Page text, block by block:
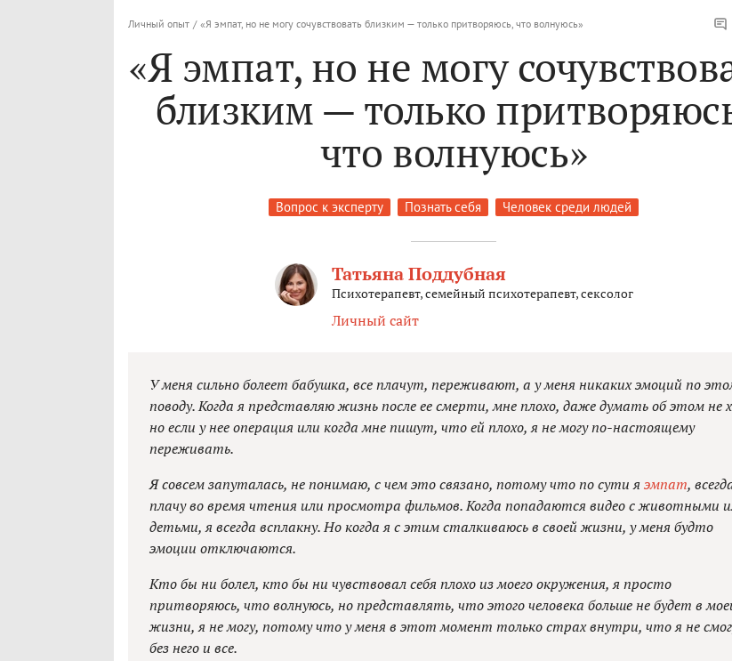
Личный опыт / «Я эмпат, но не могу сочувствовать близким — только притворяюсь, что волнуюсь»
«Я эмпат, но не могу
близким — только
что волнуюсь»
Вопрос к эксперту Познать себя Человек среди людей
Татьяна Поддубная
Психотерапевт, семейный психотерапевт, сексолог
Личный сайт
У меня сильно болеет бабушка, все плачут, переживают, а у меня никаких эмоций по
поводу. Когда я представляю жизнь после ее смерти, мне плохо, даже думать об этом не
но если у нее операция или когда мне пишут, что ей плохо, я не могу по-настоящему
переживать.
Я совсем запуталась, не понимаю, с чем это связано, потому что по сути я эмпат,
плачу во время чтения или просмотра фильмов. Когда попадаются видео с животными
детьми, я всегда всплакну. Но когда я с этим сталкиваюсь в своей жизни, у меня будто
эмоции отключаются.
Кто бы ни болел, кто бы ни чувствовал себя плохо из моего окружения, я просто
притворяюсь, что волнуюсь, но представлять, что этого человека больше не будет в
жизни, я не могу, потому что у меня в этот момент только страх внутри, что я не
без него и все.